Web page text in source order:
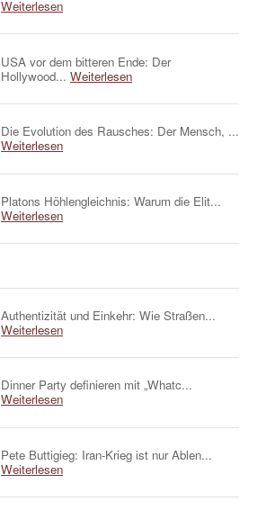
Weiterlesen
USA vor dem bitteren Ende: Der
Hollywood... Weiterlesen
Die Evolution des Rausches: Der Mensch, ...
Weiterlesen
Platons Höhlengleichnis: Warum die Elit...
Weiterlesen
Authentizität und Einkehr: Wie Straßen...
Weiterlesen
Dinner Party definieren mit „Whatc...
Weiterlesen
Pete Buttigieg: Iran-Krieg ist nur Ablen...
Weiterlesen